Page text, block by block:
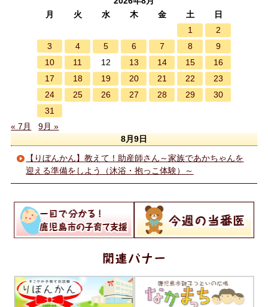
月
火 水 木 金 土
日
1
2
3
4 5 6 7 8
9
10
11 12 13 14 15
16
17
18 19 20 21 22
23
24
25 26 27 28 29
30
31
« 7月
9月 »
8月9日
【りぼんかん】教えて！助産師さん～家族であかちゃんを
迎える準備をしよう（沐浴・抱っこ体験）～